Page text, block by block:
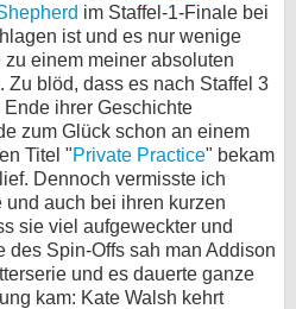
im Staffel-1-Finale bei
ist und es nur wenige
einem meiner absoluten
Zu blöd, dass es nach Staffel 3
ihrer Geschichte
zum Glück schon an einem
Titel "Private Practice" bekam
Dennoch vermisste ich
auch bei ihren kurzen
sie viel aufgeweckter und
des Spin-Offs sah man Addison
und es dauerte ganze
kam: Kate Walsh kehrt